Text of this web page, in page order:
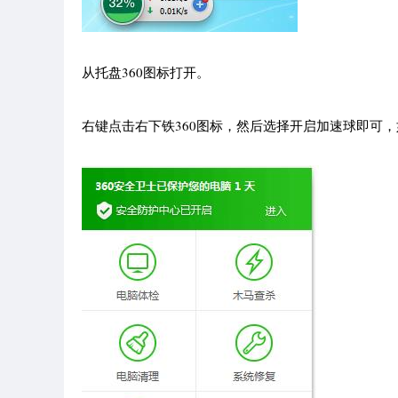
从托盘360图标打开。
右键点击右下铁360图标，然后选择开启加速球即可